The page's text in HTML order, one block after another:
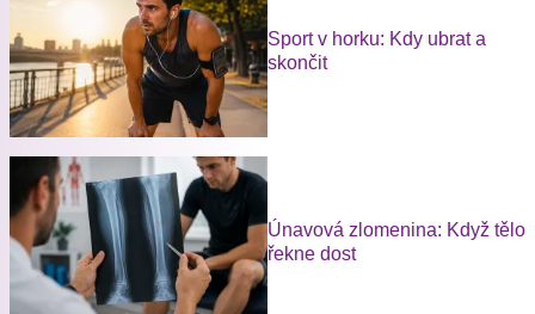
Sport v horku: Kdy ubrat a
skončit
Únavová zlomenina: Když tělo
řekne dost